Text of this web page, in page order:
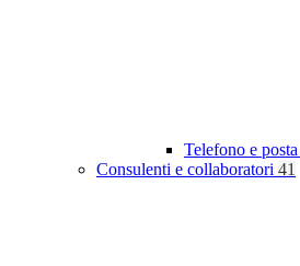
Telefono e
Consulenti e collaboratori 41